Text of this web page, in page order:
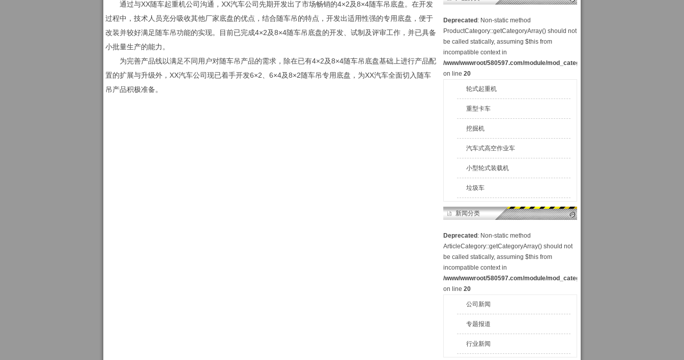
通过与XX随车起重机公司沟通，XX汽车公司先期开发出了市场畅销的4×2及8×4随车吊底盘。在开发
过程中，技术人员充分吸收其他厂家底盘的优点，结合随车吊的特点，开发出适用性强的专用底盘，便于
改装并较好满足随车吊功能的实现。目前已完成4×2及8×4随车吊底盘的开发、试制及评审工作，并已具备
小批量生产的能力。
为完善产品线以满足不同用户对随车吊产品的需求，除在已有4×2及8×4随车吊底盘基础上进行产品配
置的扩展与升级外，XX汽车公司现已着手开发6×2、6×4及8×2随车吊专用底盘，为XX汽车全面切入随车
吊产品积极准备。
Deprecated : Non-static method
ProductCategory::getCategoryArray() should not
be called statically, assuming $this from
incompatible context in
/www/wwwroot/580597.com/module/mod_category_p.php
on line 20
轮式起重机
重型卡车
挖掘机
汽车式高空作业车
小型轮式装载机
垃圾车
新闻分类
Deprecated : Non-static method
ArticleCategory::getCategoryArray() should not
be called statically, assuming $this from
incompatible context in
/www/wwwroot/580597.com/module/mod_category_a.php
on line 20
公司新闻
专题报道
行业新闻